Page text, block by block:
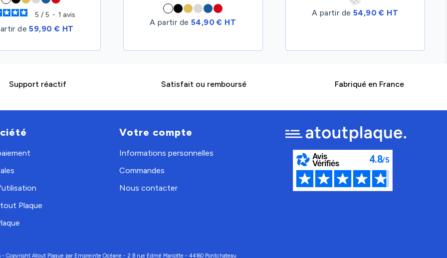
5 / 5 - 1 avis
de59,90 € HT
A partir de 54,90 € HT
A partir de 54,90 € HT
Support réactif Satisfait ou remboursé Fabriqué en France
Plaque
Votre compte
Informations personnelles
Commandes
Nous contacter
- Copyright Atout Plaque par Empreinte Océane - 2 B rue Edmé Mariotte - 44160 Pontchateau